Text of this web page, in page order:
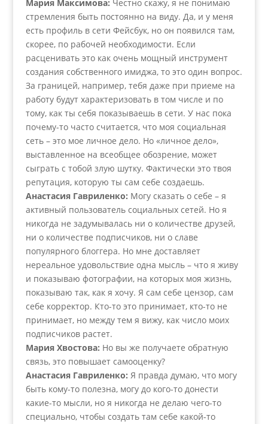
Мария Максимова: Честно скажу, я не понимаю
стремления быть постоянно на виду. Да, и у меня
есть профиль в сети Фейсбук, но он появился там,
скорее, по рабочей необходимости. Если
расценивать это как очень мощный инструмент
создания собственного имиджа, то это один вопрос.
За границей, например, тебя даже при приеме на
работу будут характеризовать в том числе и по
тому, как ты себя показываешь в сети. У нас пока
почему-то часто считается, что моя социальная
сеть – это мое личное дело. Но «личное дело»,
выставленное на всеобщее обозрение, может
сыграть с тобой злую шутку. Фактически это твоя
репутация, которую ты сам себе создаешь.
Анастасия Гавриленко: Могу сказать о себе – я
активный пользователь социальных сетей. Но я
никогда не задумывалась ни о количестве друзей,
ни о количестве подписчиков, ни о славе
популярного блоггера. Но мне доставляет
нереальное удовольствие одна мысль – что я живу
и показываю фотографии, на которых моя жизнь,
показываю так, как я хочу. Я сам себе цензор, сам
себе корректор. Кто-то это принимает, кто-то не
принимает, но между тем я вижу, как число моих
подписчиков растет.
Мария Хвостова: Но вы же получаете обратную
связь, это повышает самооценку?
Анастасия Гавриленко: Я правда думаю, что могу
быть кому-то полезна, могу до кого-то донести
какие-то мысли, но я никогда не делаю чего-то
специально, чтобы создать там себе какой-то